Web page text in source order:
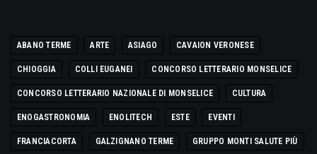
ABANO TERME ARTE ASIAGO CAVAION VERONESE
CHIOGGIA COLLI EUGANEI CONCORSO LETTERARIO MONSELICE
CONCORSO LETTERARIO NAZIONALE DI MONSELICE CULTURA
ENOGASTRONOMIA ENOLITECH ESTE EVENTI
FRANCIACORTA GALZIGNANO TERME GRUPPO MONTI SALUTE PIÙ